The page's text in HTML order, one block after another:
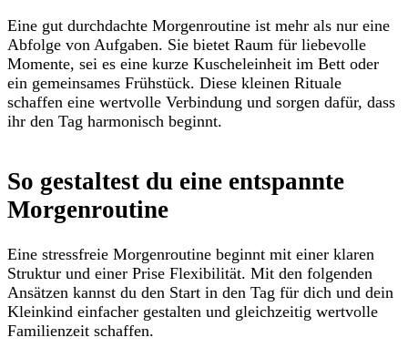
Eine gut durchdachte Morgenroutine ist mehr als nur eine
Abfolge von Aufgaben. Sie bietet Raum für liebevolle
Momente, sei es eine kurze Kuscheleinheit im Bett oder
ein gemeinsames Frühstück. Diese kleinen Rituale
schaffen eine wertvolle Verbindung und sorgen dafür, dass
ihr den Tag harmonisch beginnt.
So gestaltest du eine entspannte
Morgenroutine
Eine stressfreie Morgenroutine beginnt mit einer klaren
Struktur und einer Prise Flexibilität. Mit den folgenden
Ansätzen kannst du den Start in den Tag für dich und dein
Kleinkind einfacher gestalten und gleichzeitig wertvolle
Familienzeit schaffen.